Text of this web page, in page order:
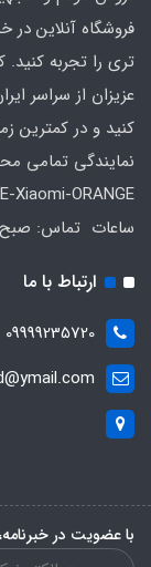
فروشگاه آنلاین
تری را تجربه
عزیزان از سراسر
کنید و در کمترین
Xiaomi-ORANGE
ساعات تماس: صبح ها: 8 الی 13 --------
ارتباط با ما
09999235720
با عضویت در